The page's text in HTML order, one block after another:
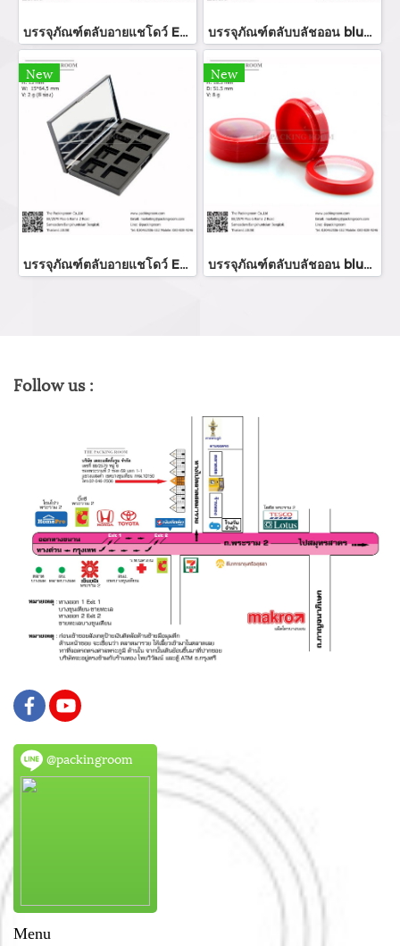
บรรจุภัณฑ์ตลับอายแชโดว์ Eyeshadow package บรรจุภัณฑ์เครื่องสำอาง บรรจุภัณฑ์ตลับบลัชออน blush on packaging ร้านขายบรรจุภัณฑ์ จำหน่ายบรรจุภัณฑ์เครื่องสำอางทุกประเภท
New
บรรจุภัณฑ์ตลับอายแชโดว์ Eyeshadow package บรรจุภัณฑ์เครื่องสำอาง
New
บรรจุภัณฑ์ตลับบลัชออน blush on packaging ร้านขายบรรจุภัณฑ์ จำหน่ายบรรจุภัณฑ์เครื่องสำอางทุกประเภท
Follow us :
@packingroom
Menu